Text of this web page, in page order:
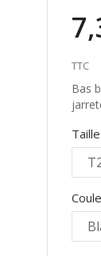
TTC
Bas
Taille